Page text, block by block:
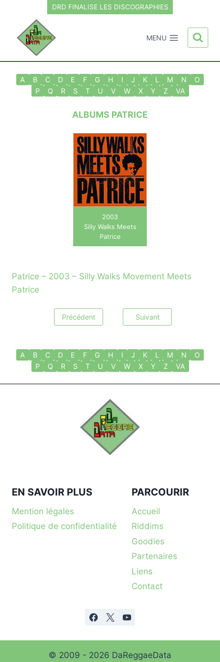
contenu
DRD FINALISE LES DISCOGRAPHIES
MENU
A B C D E F G H I J K L M N
O
P
Q R S T U V W X Y Z VA
ALBUMS PATRICE
2003
Silly Walks Meets
Patrice
Patrice – 2003 – Silly Walks Movement Meets
Patrice
Précédent Suivant
A B C D E F G H I J K L M N
O
P
Q R S T U V W X Y Z VA
EN SAVOIR PLUS
Mention légales
Politique de confidentialité
PARCOURIR
Accueil
Riddims
Goodies
Partenaires
Liens
Contact
© 2009 - 2026 DaReggaeData